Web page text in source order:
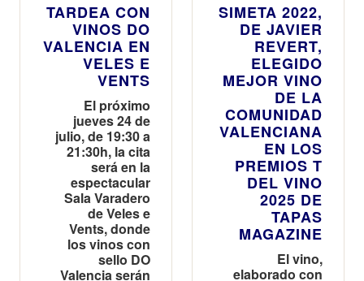
TARDEA CON
VINOS DO
VALENCIA EN
VELES E
VENTS
El próximo
jueves 24 de
julio, de 19:30 a
21:30h, la cita
será en la
espectacular
Sala Varadero
de Veles e
Vents, donde
los vinos con
sello DO
Valencia serán
SIMETA 2022,
DE JAVIER
REVERT,
ELEGIDO
MEJOR VINO
DE LA
COMUNIDAD
VALENCIANA
EN LOS
PREMIOS T
DEL VINO
2025 DE
TAPAS
MAGAZINE
El vino,
elaborado con